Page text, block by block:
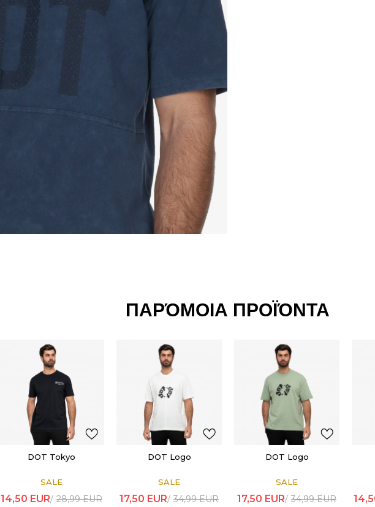
ΠΑΡΌΜΟΙΑ ΠΡΟΪΌΝΤΑ
DOT Tokyo
SALE
14,50 EUR 28,99EUR
DOT Logo
SALE
17,50 EUR 34,99EUR
DOT Logo
SALE
17,50 EUR 34,99EUR